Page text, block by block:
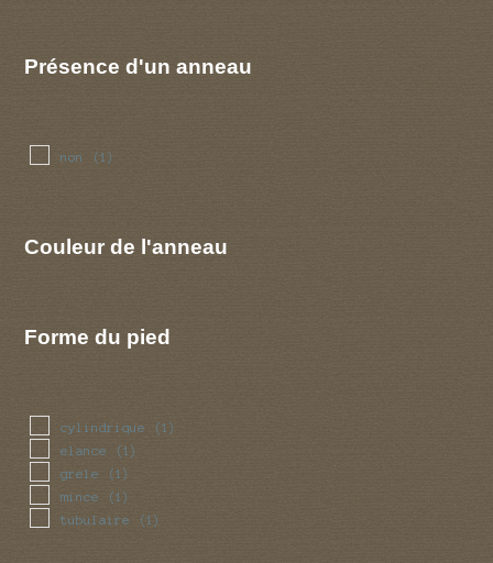
Présence d'un anneau
non (1)
Couleur de l'anneau
Forme du pied
cylindrique (1)
elance (1)
grele (1)
mince (1)
tubulaire (1)